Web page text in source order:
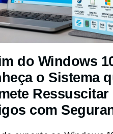
do Windows
o Sistema
Ressuscitar
com